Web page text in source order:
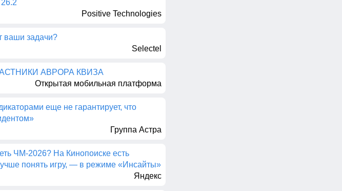
Positive Technologies
ваши задачи?
Selectel
АВРОРА КВИЗА
Открытая мобильная платформа
еще не гарантирует, что
Группа Астра
ЧМ-2026? На Кинопоиске есть
понять игру, — в режиме «Инсайты»
Яндекс